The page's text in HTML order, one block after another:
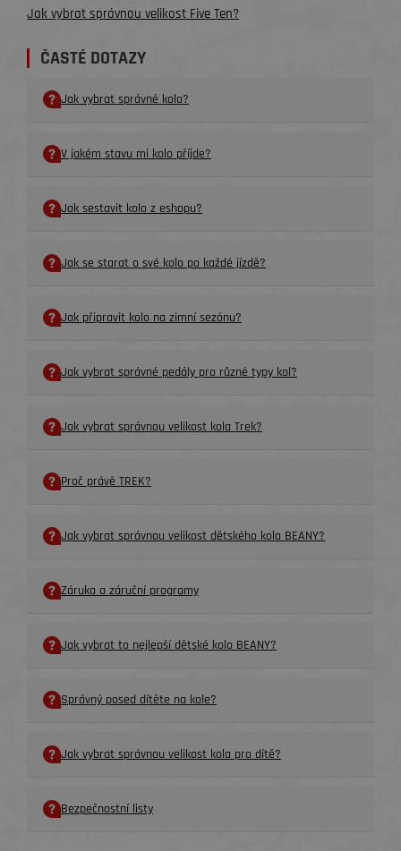
Jak vybrat správnou velikost Five Ten?
ČASTÉ DOTAZY
Jak vybrat správné kolo?
V jakém stavu mi kolo příjde?
Jak sestavit kolo z eshopu?
Jak se starat o své kolo po každé jízdě?
Jak připravit kolo na zimní sezónu?
Jak vybrat správné pedály pro různé typy kol?
Jak vybrat správnou velikost kola Trek?
Proč právě TREK?
Jak vybrat správnou velikost dětského kola BEANY?
Záruka a záruční programy
Jak vybrat to nejlepší dětské kolo BEANY?
Správný posed dítěte na kole?
Jak vybrat správnou velikost kola pro dítě?
Bezpečnostní listy